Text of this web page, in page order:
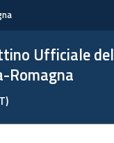
Ufficiale
Romagna